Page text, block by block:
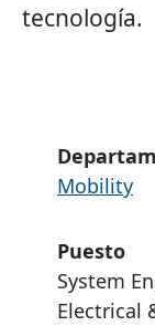
tecnología.
Mobility
Puesto
System
Electrical